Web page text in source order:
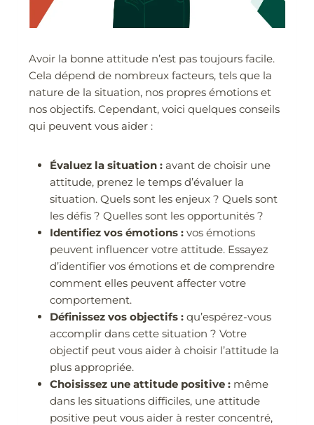
Avoir la bonne attitude n’est pas toujours facile.
Cela dépend de nombreux facteurs, tels que la
nature de la situation, nos propres émotions et
nos objectifs. Cependant, voici quelques conseils
qui peuvent vous aider :
Évaluez la situation : avant de choisir une
attitude, prenez le temps d’évaluer la
situation. Quels sont les enjeux ? Quels sont
les défis ? Quelles sont les opportunités ?
Identifiez vos émotions :vos émotions
peuvent influencer votre attitude. Essayez
d’identifier vos émotions et de comprendre
comment elles peuvent affecter votre
comportement.
Définissez vos objectifs : qu’espérez-vous
accomplir dans cette situation ? Votre
objectif peut vous aider à choisir l’attitude la
plus appropriée.
Choisissez une attitude positive : même
dans les situations difficiles, une attitude
positive peut vous aider à rester concentré,